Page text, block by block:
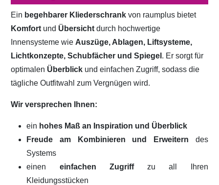
Ein begehbarer Kliederschrankvon raumplus bietet
Komfort und Übersicht durch hochwertige
Innensysteme wie Auszüge, Ablagen, Liftsysteme,
Lichtkonzepte, Schubfächer und Spiegel . Er sorgt für
optimalen Überblick und einfachen Zugriff, sodass die
tägliche Outfitwahl zum Vergnügen wird.
Wir versprechen Ihnen:
ein hohes Maß an Inspiration und Überblick
Freude am Kombinieren und Erweitern des
Systems
einen einfachen Zugriffzu all Ihren
Kleidungsstücken